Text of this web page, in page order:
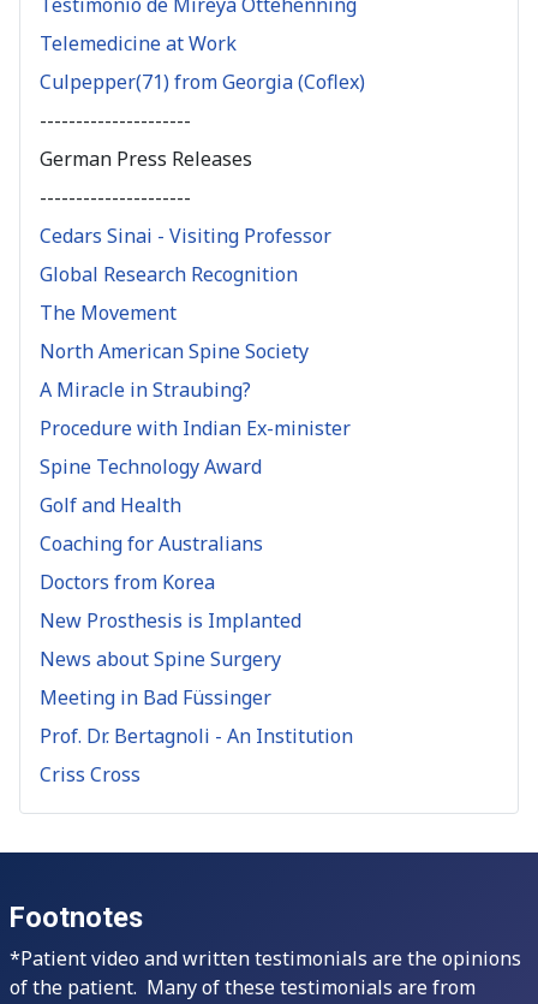
Telemedicine at Work
Culpepper(71) from Georgia (Coflex)
---------------------
German Press Releases
---------------------
Cedars Sinai - Visiting Professor
Global Research Recognition
The Movement
North American Spine Society
A Miracle in Straubing?
Procedure with Indian Ex-minister
Spine Technology Award
Golf and Health
Coaching for Australians
Doctors from Korea
New Prosthesis is Implanted
News about Spine Surgery
Meeting in Bad Füssinger
Prof. Dr. Bertagnoli - An Institution
Criss Cross
Footnotes
*Patient video and written testimonials are the opinions
of the patient. Many of these testimonials are from